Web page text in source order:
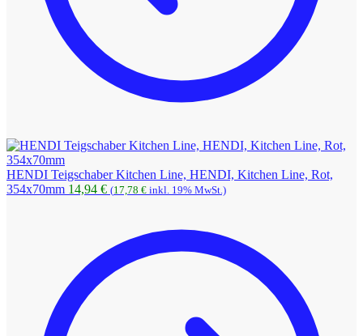
HENDI Teigschaber Kitchen Line, HENDI, Kitchen Line, Rot,
354x70mm 14,94 € (17,78 € inkl. 19% MwSt.)